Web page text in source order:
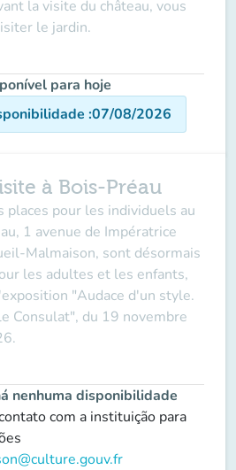
la visite du château, vous
le jardin.
para hoje
:07/08/2026
à Bois-Préau
places pour les individuels au
1 avenue de Impératrice
Malmaison, sont désormais
les adultes et les enfants,
"Audace d'un style.
Consulat", du 19 novembre
nenhuma disponibilidade
com a instituição para